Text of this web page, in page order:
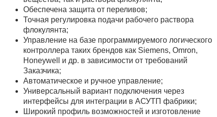
Обеспечена защита от переливов;
Точная регулировка подачи рабочего раствора
флокулянта;
Управление на базе программируемого логического
контроллера таких брендов как Siemens, Omron,
Honeywell и др. в зависимости от требований
Заказчика;
Автоматическое и ручное управление;
Универсальный вариант подключения через
интерфейсы для интеграции в АСУТП фабрики;
Широкий профиль возможностей и изготовление